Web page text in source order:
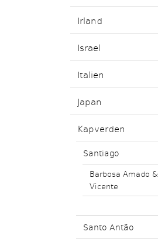
Irland
Israel
Italien
Japan
Kapverden
Santiago
Barbosa Amado &
Vicente
Santo Antão